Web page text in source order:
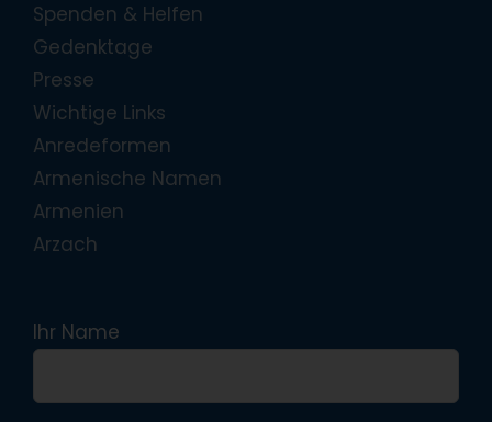
Spenden & Helfen
Gedenktage
Presse
Wichtige Links
Anredeformen
Armenische Namen
Armenien
Arzach
Ihr Name